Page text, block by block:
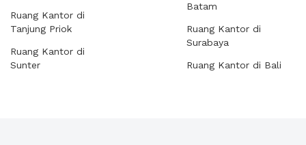
Ruang Kantor di
Tanjung Priok
Ruang Kantor di
Sunter
Batam
Ruang Kantor di
Surabaya
Ruang Kantor di Bali